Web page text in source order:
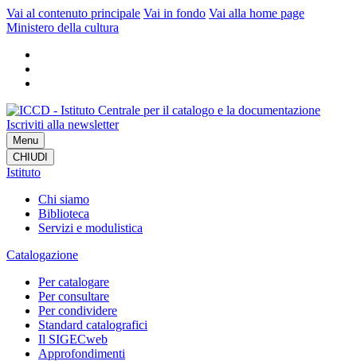
Vai al contenuto principale Vai in fondo Vai alla home page
Ministero della cultura
Iscriviti alla newsletter
Menu
CHIUDI
Istituto
Chi siamo
Biblioteca
Servizi e modulistica
Catalogazione
Per catalogare
Per consultare
Per condividere
Standard catalografici
Il SIGECweb
Approfondimenti